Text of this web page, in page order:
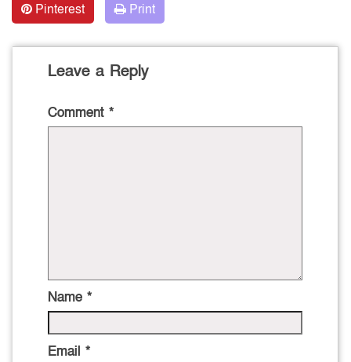
Pinterest
Print
Leave a Reply
Comment *
Name *
Email *